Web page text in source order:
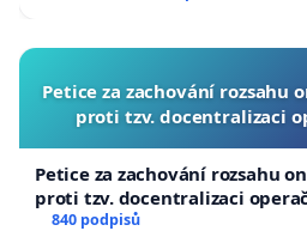
Petice za zachování rozsahu
proti tzv. docentralizaci
Petice za zachování rozsahu
proti tzv. docentralizaci
840 podpisů